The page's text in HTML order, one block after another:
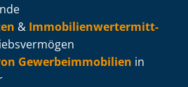
& Im­mo­bi­li­en­wert­ermitt­
Ge­wer­be­im­mo­bi­li­en in